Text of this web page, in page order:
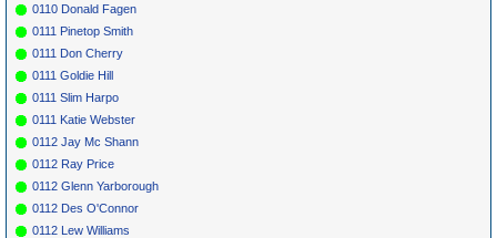
0110 Donald Fagen
0111 Pinetop Smith
0111 Don Cherry
0111 Goldie Hill
0111 Slim Harpo
0111 Katie Webster
0112 Jay Mc Shann
0112 Ray Price
0112 Glenn Yarborough
0112 Des O'Connor
0112 Lew Williams